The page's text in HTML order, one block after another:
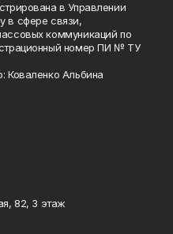
в Управлении
в сфере связи,
коммуникаций по
номер ПИ № ТУ
Коваленко Альбина
82, 3 этаж